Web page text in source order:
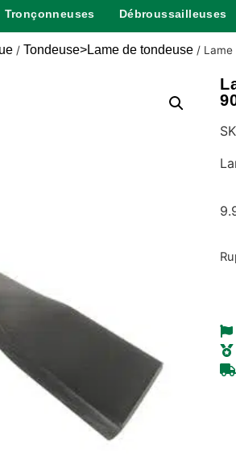
Tronçonneuses Débroussailleuses
/ Tondeuse>Lame de tondeuse / Lame